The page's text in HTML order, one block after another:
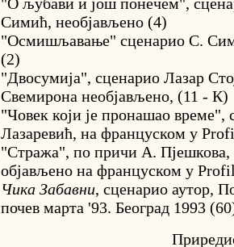
"О љубави и још понечем",
Симић, необјављено (4)
"Осмишљавање" сценарио С.
(2)
"Двосумија", сценарио Лазар
Свемирона необјављено, (11 - К)
"Човек који је пронашао време",
Лазаревић, на француском у
"Стража", по причи А. Пјешкова,
објављено на француском у
Чика Забавни, сценарио аутор,
почев марта '93. Београд 1993